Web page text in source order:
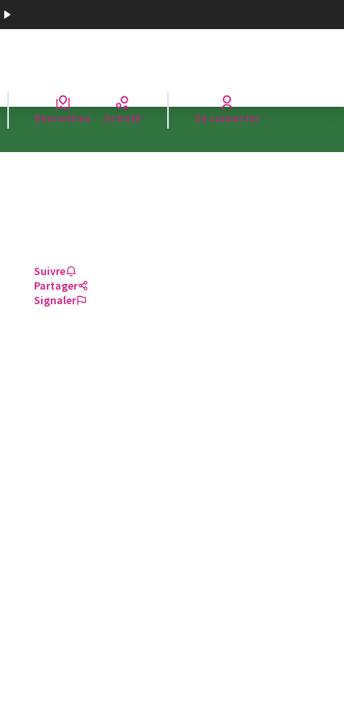
Rencontres Activité Se connecter
Suivre
Partager
Signaler